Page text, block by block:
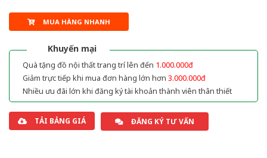
MUA HÀNG NHANH
Khuyến mại
Quà tặng đồ nội thất trang trí lên đến 1.000.000đ
Giảm trực tiếp khi mua đơn hàng lớn hơn 3.000.000đ
Nhiều ưu đãi lớn khi đăng ký tài khoản thành viên thân thiết
TẢI BẢNG GIÁ ĐĂNG KÝ TƯ VẤN